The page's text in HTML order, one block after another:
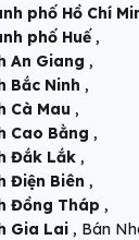
phố Hồ Chí
phố Huế ,
An Giang ,
Bắc Ninh ,
Cà Mau ,
Cao Bằng ,
Đắk Lắk ,
Điện Biên ,
Đồng Tháp ,
Gia Lai , Bán